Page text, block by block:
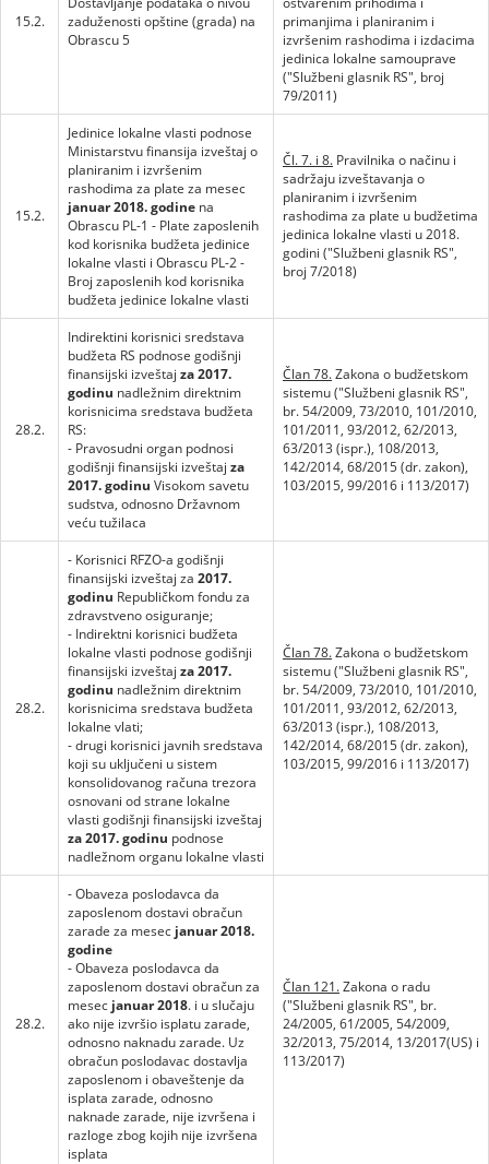
15.2.
zaduženosti opštine (grada) na
Obrascu 5
primanjima i planiranim i
izvršenim rashodima i izdacima
jedinica lokalne samouprave
("Službeni glasnik RS", broj
79/2011)
15.2.
Jedinice lokalne vlasti podnose
Ministarstvu finansija izveštaj o
planiranim i izvršenim
rashodima za plate za mesec
januar 2018. godine na
Obrascu PL-1 - Plate zaposlenih
kod korisnika budžeta jedinice
lokalne vlasti i Obrascu PL-2 -
Broj zaposlenih kod korisnika
budžeta jedinice lokalne vlasti
Čl. 7. i 8. Pravilnika o načinu i
sadržaju izveštavanja o
planiranim i izvršenim
rashodima za plate u budžetima
jedinica lokalne vlasti u 2018.
godini ("Službeni glasnik RS",
broj 7/2018)
28.2.
Indirektini korisnici sredstava
budžeta RS podnose godišnji
finansijski izveštaj za 2017.
godinu nadležnim direktnim
korisnicima sredstava budžeta
RS:
- Pravosudni organ podnosi
godišnji finansijski izveštaj za
2017. godinu Visokom savetu
sudstva, odnosno Državnom
veću tužilaca
Član 78.Zakona o budžetskom
sistemu ("Službeni glasnik RS",
br. 54/2009, 73/2010, 101/2010,
101/2011, 93/2012, 62/2013,
63/2013 (ispr.), 108/2013,
142/2014, 68/2015 (dr. zakon),
103/2015, 99/2016 i 113/2017)
28.2.
- Korisnici RFZO-a godišnji
finansijski izveštaj za 2017.
godinu Republičkom fondu za
zdravstveno osiguranje;
- Indirektni korisnici budžeta
lokalne vlasti podnose godišnji
finansijski izveštaj za 2017.
godinu nadležnim direktnim
korisnicima sredstava budžeta
lokalne vlati;
- drugi korisnici javnih sredstava
koji su uključeni u sistem
konsolidovanog računa trezora
osnovani od strane lokalne
vlasti godišnji finansijski izveštaj
za 2017. godinu podnose
nadležnom organu lokalne vlasti
Član 78.Zakona o budžetskom
sistemu ("Službeni glasnik RS",
br. 54/2009, 73/2010, 101/2010,
101/2011, 93/2012, 62/2013,
63/2013 (ispr.), 108/2013,
142/2014, 68/2015 (dr. zakon),
103/2015, 99/2016 i 113/2017)
28.2.
- Obaveza poslodavca da
zaposlenom dostavi obračun
zarade za mesec januar 2018.
godine
- Obaveza poslodavca da
zaposlenom dostavi obračun za
mesec januar 2018. i u slučaju
ako nije izvršio isplatu zarade,
odnosno naknadu zarade. Uz
obračun poslodavac dostavlja
zaposlenom i obaveštenje da
isplata zarade, odnosno
naknade zarade, nije izvršena i
razloge zbog kojih nije izvršena
isplata
Član 121.Zakona o radu
("Službeni glasnik RS", br.
24/2005, 61/2005, 54/2009,
32/2013, 75/2014, 13/2017(US) i
113/2017)